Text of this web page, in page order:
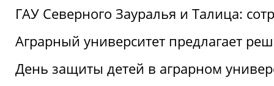
ГАУ Северного Зауралья и Талица:
Аграрный университет предлагает
День защиты детей в аграрном